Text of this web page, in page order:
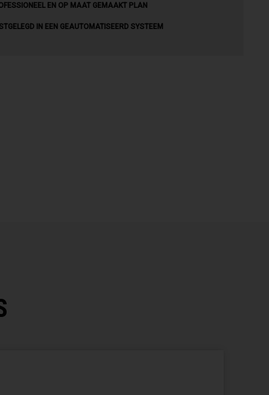
EN OP MAAT GEMAAKT PLAN
IN EEN GEAUTOMATISEERD SYSTEEM